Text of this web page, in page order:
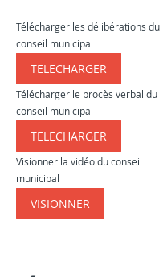
Télécharger les délibérations du
conseil municipal
TELECHARGER
Télécharger le procès verbal du
conseil municipal
TELECHARGER
Visionner la vidéo du conseil
municipal
VISIONNER